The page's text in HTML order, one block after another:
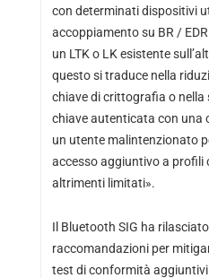
con determinati dispositivi
accoppiamento su BR /
un LTK o LK esistente
questo si traduce nella
chiave di crittografia o
chiave autenticata con una
un utente malintenzionato
accesso aggiuntivo a profili
altrimenti limitati».
Il Bluetooth SIG ha
raccomandazioni per
test di conformità